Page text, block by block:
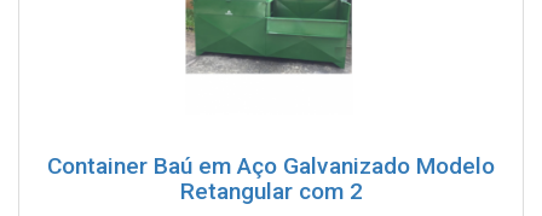
Container Baú em Aço Galvanizado Modelo
Retangular com 2